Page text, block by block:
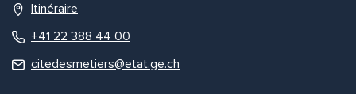
Itinéraire
+41 22 388 44 00
citedesmetiers@etat.ge.ch